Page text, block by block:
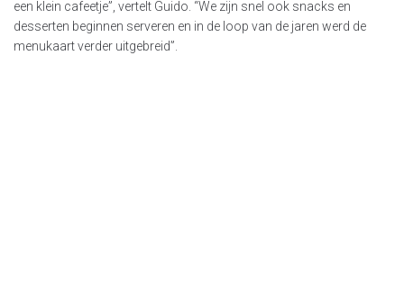
een klein cafeetje”, vertelt Guido. “We zijn snel ook snacks en
desserten beginnen serveren en in de loop van de jaren werd de
menukaart verder uitgebreid”.